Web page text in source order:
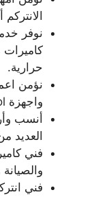
نوفر
حرارية.
نؤمن
واجهزة Access Control.
أنسب
العديد
فني
والصيانة
فني